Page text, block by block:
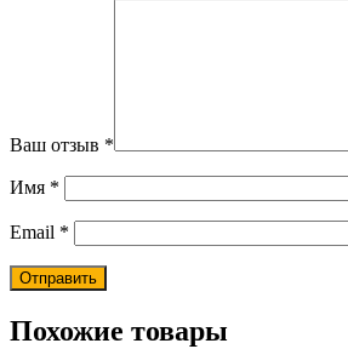
Ваш отзыв *
Имя *
Email *
Похожие товары